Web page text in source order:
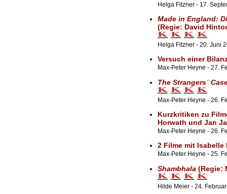
Helga Fitzner - 17.
Made in England:
(Regie: David
Helga Fitzner - 20. Juni
Versuch einer
Max-Peter Heyne - 27.
The Strangers´
Max-Peter Heyne - 26.
Kurzkritiken zu
Horwath und Jan
Max-Peter Heyne - 26.
2 Filme mit Isabelle
Max-Peter Heyne - 25.
Shambhala (Regie:
Hilde Meier - 24.